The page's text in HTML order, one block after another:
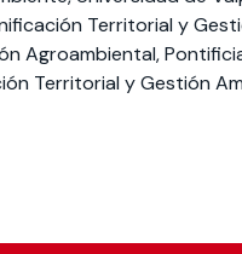
Territorial y
Agroambiental,
Territorial y Gestión